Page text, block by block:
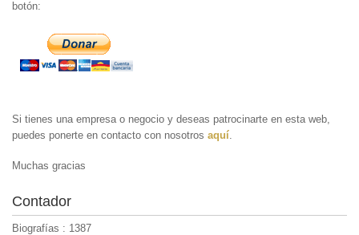
botón:
Si tienes una empresa o negocio y deseas patrocinarte en esta web,
puedes ponerte en contacto con nosotros aquí
Muchas gracias
Contador
Biografías : 1387